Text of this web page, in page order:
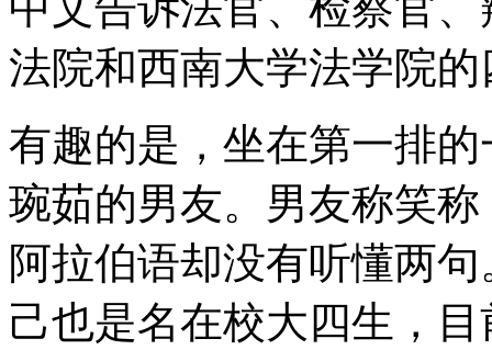
法院和西南大学法学院
有趣的是，坐在第一排
琬茹的男友。男友称笑
阿拉伯语却没有听懂两
己也是名在校大四生，